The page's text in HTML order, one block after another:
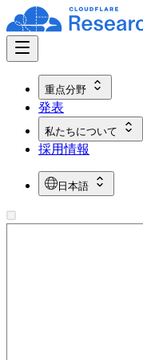
重点分野
発表
私たちについて
採用情報
日本語